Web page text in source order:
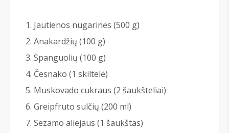
Jautienos nugarinės (500 g)
Anakardžių (100 g)
Spanguolių (100 g)
Česnako (1 skiltelė)
Muskovado cukraus (2 šaukšteliai)
Greipfruto sulčių (200 ml)
Sezamo aliejaus (1 šaukštas)